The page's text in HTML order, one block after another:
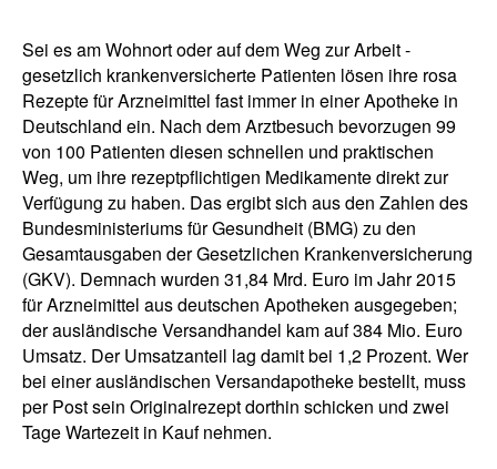
Sei es am Wohnort oder auf dem Weg zur Arbeit -
gesetzlich krankenversicherte Patienten lösen ihre rosa
Rezepte für Arzneimittel fast immer in einer Apotheke in
Deutschland ein. Nach dem Arztbesuch bevorzugen 99
von 100 Patienten diesen schnellen und praktischen
Weg, um ihre rezeptpflichtigen Medikamente direkt zur
Verfügung zu haben. Das ergibt sich aus den Zahlen des
Bundesministeriums für Gesundheit (BMG) zu den
Gesamtausgaben der Gesetzlichen Krankenversicherung
(GKV). Demnach wurden 31,84 Mrd. Euro im Jahr 2015
für Arzneimittel aus deutschen Apotheken ausgegeben;
der ausländische Versandhandel kam auf 384 Mio. Euro
Umsatz. Der Umsatzanteil lag damit bei 1,2 Prozent. Wer
bei einer ausländischen Versandapotheke bestellt, muss
per Post sein Originalrezept dorthin schicken und zwei
Tage Wartezeit in Kauf nehmen.